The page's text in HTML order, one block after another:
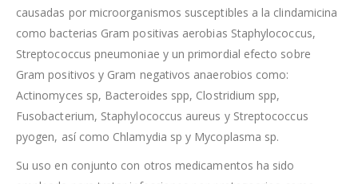
causadas por microorganismos susceptibles a la clindamicina
como bacterias Gram positivas aerobias Staphylococcus,
Streptococcus pneumoniae y un primordial efecto sobre
Gram positivos y Gram negativos anaerobios como:
Actinomyces sp, Bacteroides spp, Clostridium spp,
Fusobacterium, Staphylococcus aureus y Streptococcus
pyogen, así como Chlamydia sp y Mycoplasma sp.
Su uso en conjunto con otros medicamentos ha sido